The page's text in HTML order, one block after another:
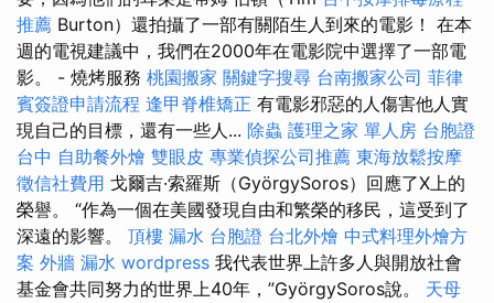
推薦 Burton）還拍攝了一部有關陌生人到來的電影！ 在本
週的電視建議中，我們在2000年在電影院中選擇了一部電
影。 - 燒烤服務 桃園搬家 關鍵字搜尋 台南搬家公司 菲律
賓簽證申請流程 逢甲脊椎矯正 有電影邪惡的人傷害他人實
現自己的目標，還有一些人... 除蟲 護理之家 單人房 台胞證
台中 自助餐外燴 雙眼皮 專業偵探公司推薦 東海放鬆按摩
徵信社費用 戈爾吉·索羅斯（GyörgySoros）回應了X上的
榮譽。 “作為一個在美國發現自由和繁榮的移民，這受到了
深遠的影響。 頂樓 漏水 台胞證 台北外燴 中式料理外燴方
案 外牆 漏水 wordpress 我代表世界上許多人與開放社會
基金會共同努力的世界上40年，”GyörgySoros說。 天母